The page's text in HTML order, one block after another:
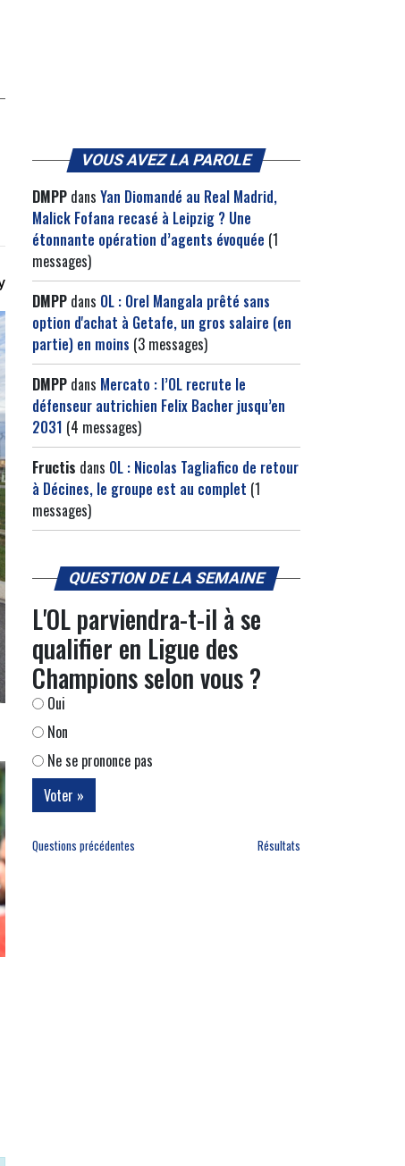
VOUS AVEZ LA PAROLE
DMPP dans Yan Diomandé au Real Madrid,
Malick Fofana recasé à Leipzig ? Une
étonnante opération d’agents évoquée (1
messages)
DMPP dans OL : Orel Mangala prêté sans
option d'achat à Getafe, un gros salaire (en
partie) en moins (3 messages)
DMPP dans Mercato : l’OL recrute le
défenseur autrichien Felix Bacher jusqu’en
2031 (4 messages)
Fructis dans OL : Nicolas Tagliafico de retour
à Décines, le groupe est au complet (1
messages)
QUESTION DE LA SEMAINE
L'OL parviendra-t-il à se
qualifier en Ligue des
Champions selon vous ?
Oui
Non
Ne se prononce pas
Questions précédentes Résultats